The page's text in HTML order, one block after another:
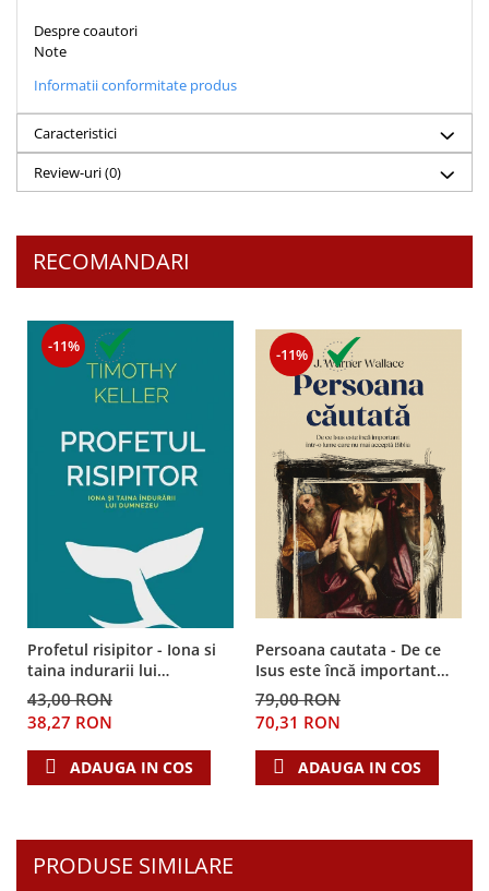
Despre coautori
Note
Informatii conformitate produs
Caracteristici
Review-uri(0)
RECOMANDARI
-11%
Profetul risipitor - Iona si
taina indurarii lui
Dumnezeu
43,00 RON
38,27 RON
ADAUGA IN COS
-11%
Persoana cautata - De ce
Isus este încă important
într-o lume care nu mai
acceptă Biblia
79,00 RON
70,31 RON
ADAUGA IN COS
PRODUSE SIMILARE